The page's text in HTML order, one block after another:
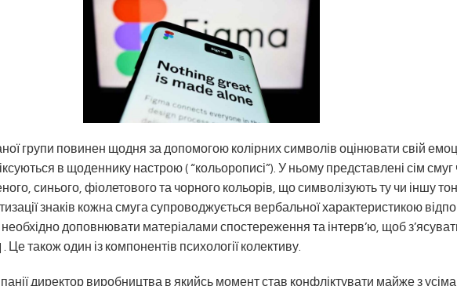
групи повинен щодня за допомогою колірних символів оцінювати свій
в щоденнику настрою ( “кольорописі”). У ньому представлені сім смуг
синього, фіолетового та чорного кольорів, що символізують ту чи іншу
знаків кожна смуга супроводжується вербальної характеристикою
доповнювати матеріалами спостереження та інтерв’ю, щоб
також один із компонентів психології колективу.
директор виробництва в якийсь момент став конфліктувати майже з